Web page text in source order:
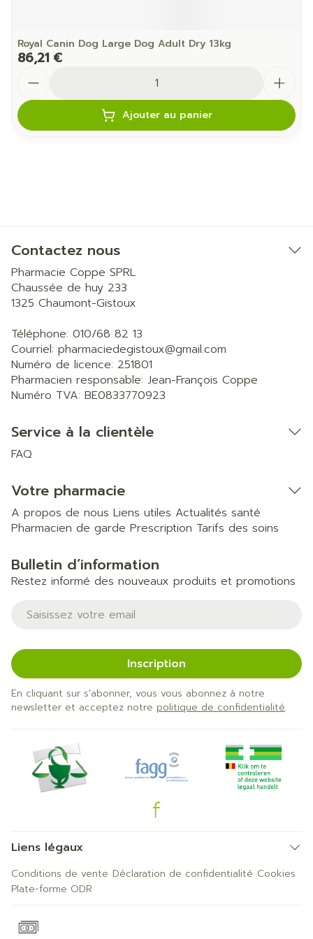
Royal Canin Dog Large Dog Adult Dry 13kg
86,21 €
Ajouter au panier
Contactez nous
Pharmacie Coppe SPRL
Chaussée de huy 233
1325 Chaumont-Gistoux
Téléphone: 010/68 82 13
Courriel: pharmaciedegistoux@gmail.com
Numéro de licence: 251801
Pharmacien responsable: Jean-François Coppe
Numéro TVA: BE0833770923
Service à la clientèle
FAQ
Votre pharmacie
A propos de nous Liens utiles Actualités santé
Pharmacien de garde Prescription Tarifs des soins
Bulletin d’information
Restez informé des nouveaux produits et promotions
Adresse mail
Inscription
En cliquant sur s'abonner, vous vous abonnez à notre
newsletter et acceptez notre politique de confidentialité.
Liens légaux
Conditions de vente Déclaration de confidentialité Cookies
Plate-forme ODR